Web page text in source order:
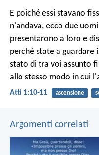
E poiché essi stavano
n'andava, ecco due
presentarono a loro e
perché state a guardare
stato di tra voi assunto
allo stesso modo in cui
Atti 1:10-11 ascensione
Argomenti correlati